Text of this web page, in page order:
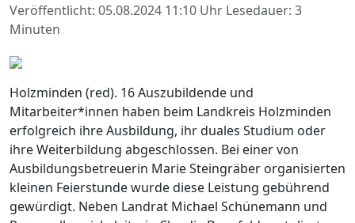
Veröffentlicht: 05.08.2024 11:10 Uhr Lesedauer: 3
Minuten
Holzminden (red). 16 Auszubildende und
Mitarbeiter*innen haben beim Landkreis Holzminden
erfolgreich ihre Ausbildung, ihr duales Studium oder
ihre Weiterbildung abgeschlossen. Bei einer von
Ausbildungsbetreuerin Marie Steingräber organisierten
kleinen Feierstunde wurde diese Leistung gebührend
gewürdigt. Neben Landrat Michael Schünemann und